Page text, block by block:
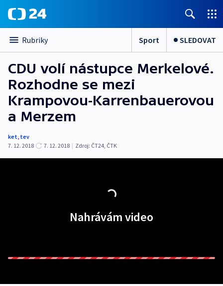
Rubriky Sport SLEDOVAT
CDU volí nástupce Merkelové.
Rozhodne se mezi
Krampovou-Karrenbauerovou
a Merzem
ket, tev
7. 12. 2018
7. 12. 2018 | Zdroj: ČT24, ČTK
Nahrávám video